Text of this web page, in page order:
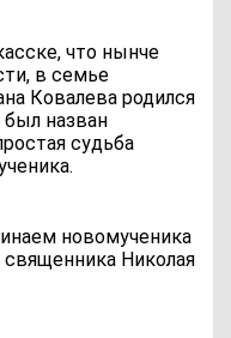
что нынче
в семье
Ковалева родился
назван
судьба
новомученика
Николая